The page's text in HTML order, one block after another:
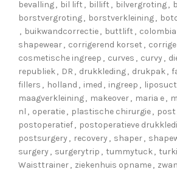
bevalling, bil lift , billift , bilvergroting,
borstvergroting, borstverkleining,
, buikwandcorrectie, buttlift , colombia
shapewear, corrigerend korset ,
cosmetische ingreep , curves , curvy,
republiek, DR , drukkleding, drukpak,
fillers , holland , imed , ingreep ,
maagverkleining, makeover, maria e,
nl , operatie, plastische chirurgie,
postoperatief, postoperatieve
postsurgery, recovery, shaper,
surgery, surgerytrip , tummytuck,
Waisttrainer, ziekenhuis opname,